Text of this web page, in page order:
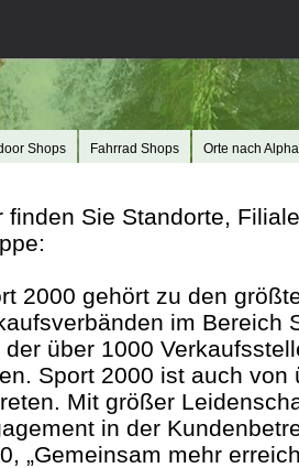
Shops Fahrrad Shops Orte nach
finden Sie Standorte,
2000 gehört zu den
im Bereich
der über 1000
Sport 2000 ist auch
Mit größer
in der
„Gemeinsam mehr